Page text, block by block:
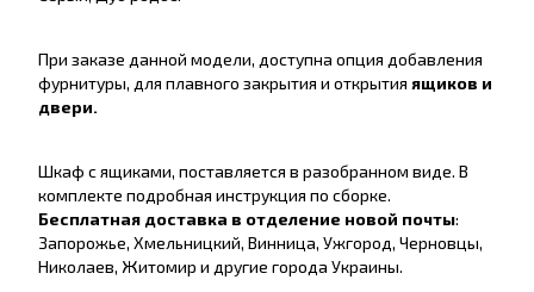
При заказе данной модели, доступна опция добавления
фурнитуры, для плавного закрытия и открытия ящиков и
двери.
Шкаф с ящиками, поставляется в разобранном виде. В
комплекте подробная инструкция по сборке.
Бесплатная доставка в отделение новой почты:
Запорожье, Хмельницкий, Винница, Ужгород, Черновцы,
Николаев, Житомир и другие города Украины.